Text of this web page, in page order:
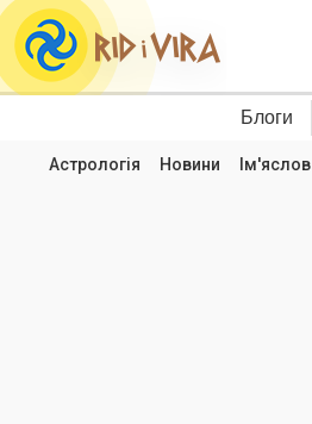
Блоги
Астрологія Новини Ім'яслов